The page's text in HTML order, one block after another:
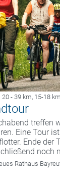
20 - 39 km, 15-18
treffen
Eine Tour
Ende der
noch
Rathaus